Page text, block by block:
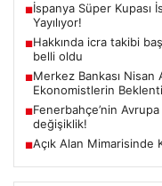
■İspanya Süper Kupası
Yayılıyor!
■Hakkında icra takibi
belli oldu
■Merkez Bankası Nisan
Ekonomistlerin
■Fenerbahçe’nin
değişiklik!
■Açık Alan Mimarisinde